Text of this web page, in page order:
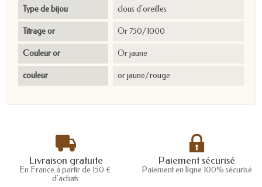
Type de bijou clous d'oreilles
Titrage or Or 750/1000
Couleur or Or jaune
couleur or jaune/rouge
Livraison gratuite
En France à partir de 150 €
d'achats
Paiement sécurisé
Paiement en ligne 100% sécurisé